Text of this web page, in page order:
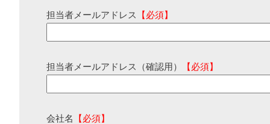
担当者メールアドレス 【必須】
担当者メールアドレス（確認用） 【必須】
会社名 【必須】